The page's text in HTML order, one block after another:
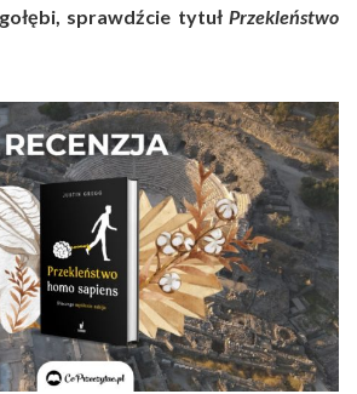
sprawdźcie tytułPrzekleństwo